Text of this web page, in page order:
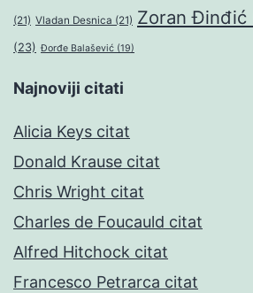
(21) Vladan Desnica (21) Zoran Đinđić
(23) Đorđe Balašević (19)
Najnoviji citati
Alicia Keys citat
Donald Krause citat
Chris Wright citat
Charles de Foucauld citat
Alfred Hitchock citat
Francesco Petrarca citat